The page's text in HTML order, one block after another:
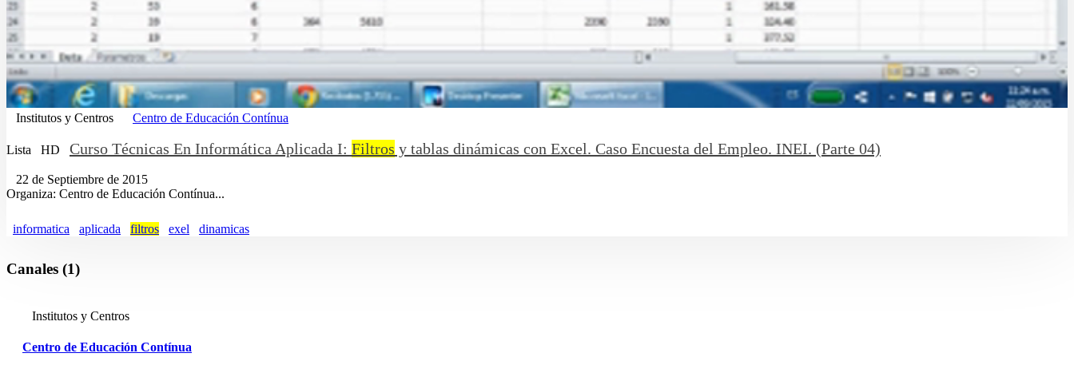
Institutos y Centros Centro de Educación Contínua
Lista HD Curso Técnicas En Informática Aplicada I: Filtros y tablas dinámicas con Excel. Caso Encuesta del Empleo. INEI. (Parte 04)
22 de Septiembre de 2015
Organiza: Centro de Educación Contínua...
informatica aplicada filtros exel dinamicas
Canales (1)
Institutos y Centros
Centro de Educación Contínua